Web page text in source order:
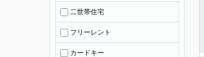
二世帯住宅
フリーレント
カードキー